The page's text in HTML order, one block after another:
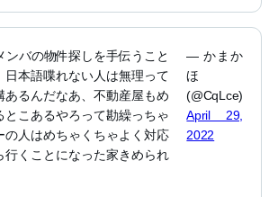
ンバの物件探しを手伝うこと
日本語喋れない人は無理って
あるんだなあ、不動産屋もめ
とこあるやろって勘繰っちゃ
の人はめちゃくちゃよく対応
行くことになった家きめられ
— かまか
ほ
(@CqLce)
April 29,
2022